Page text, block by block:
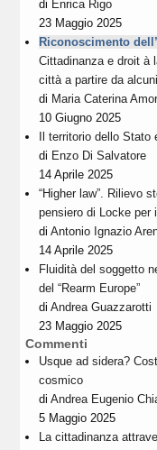
di Enrica Rigo
23 Maggio 2025
Riconoscimento
Cittadinanza e droit à
città a partire da
di Maria Caterina
10 Giugno 2025
Il territorio dello
di Enzo Di Salvatore
14 Aprile 2025
“Higher law”. Rilievo
pensiero di Locke per
diAntonio Ignazio
14 Aprile 2025
Fluidità del soggetto
del “Rearm Europe”
diAndrea Guazzarotti
23 Maggio 2025
Commenti
Usque ad sidera?
cosmico
diAndrea Eugenio
5 Maggio 2025
La cittadinanza